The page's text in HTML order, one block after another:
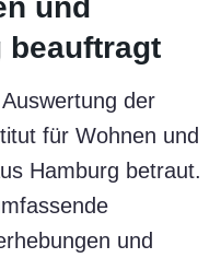
beauftragt
der
für Wohnen und
Hamburg betraut.
und